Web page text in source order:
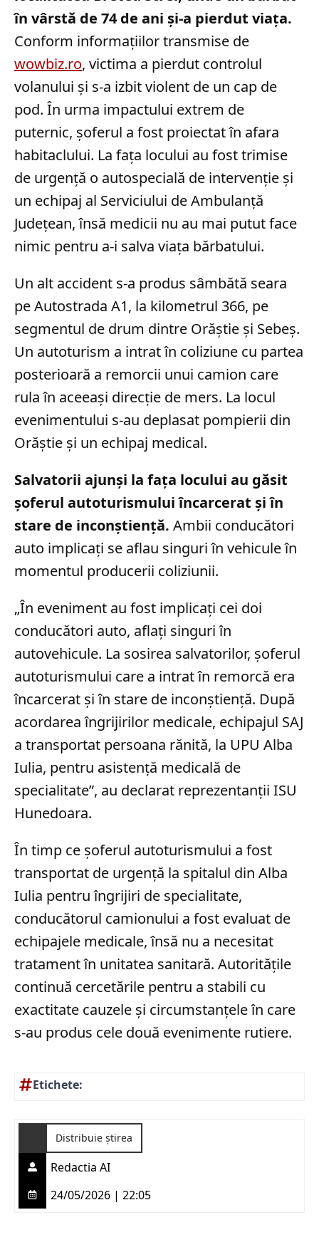
în vârstă de 74 de ani și-a pierdut viața.
Conform informațiilor transmise de
wowbiz.ro, victima a pierdut controlul
volanului și s-a izbit violent de un cap de
pod. În urma impactului extrem de
puternic, șoferul a fost proiectat în afara
habitaclului. La fața locului au fost trimise
de urgență o autospecială de intervenție și
un echipaj al Serviciului de Ambulanță
Județean, însă medicii nu au mai putut face
nimic pentru a-i salva viața bărbatului.
Un alt accident s-a produs sâmbătă seara
pe Autostrada A1, la kilometrul 366, pe
segmentul de drum dintre Orăștie și Sebeș.
Un autoturism a intrat în coliziune cu partea
posterioară a remorcii unui camion care
rula în aceeași direcție de mers. La locul
evenimentului s-au deplasat pompierii din
Orăștie și un echipaj medical.
Salvatorii ajunși la fața locului au găsit
șoferul autoturismului încarcerat și în
stare de inconștiență. Ambii conducători
auto implicați se aflau singuri în vehicule în
momentul producerii coliziunii.
„În eveniment au fost implicaţi cei doi
conducători auto, aflaţi singuri în
autovehicule. La sosirea salvatorilor, şoferul
autoturismului care a intrat în remorcă era
încarcerat şi în stare de inconştienţă. După
acordarea îngrijirilor medicale, echipajul SAJ
a transportat persoana rănită, la UPU Alba
Iulia, pentru asistenţă medicală de
specialitate”, au declarat reprezentanții ISU
Hunedoara.
În timp ce șoferul autoturismului a fost
transportat de urgență la spitalul din Alba
Iulia pentru îngrijiri de specialitate,
conducătorul camionului a fost evaluat de
echipajele medicale, însă nu a necesitat
tratament în unitatea sanitară. Autoritățile
continuă cercetările pentru a stabili cu
exactitate cauzele și circumstanțele în care
s-au produs cele două evenimente rutiere.
Etichete:
Distribuie știrea
Redactia AI
24/05/2026 | 22:05